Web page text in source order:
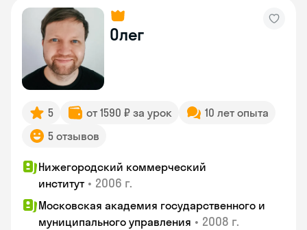
Олег
5 от 1590 ₽ за урок
10 лет опыта
5 отзывов
Нижегородский коммерческий
институт • 2006 г.
Московская академия государственного и
муниципального управления • 2008 г.